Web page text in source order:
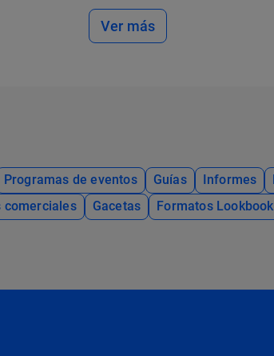
Ver más
Programas de eventos Guías Informes
comerciales Gacetas Formatos Lookbook